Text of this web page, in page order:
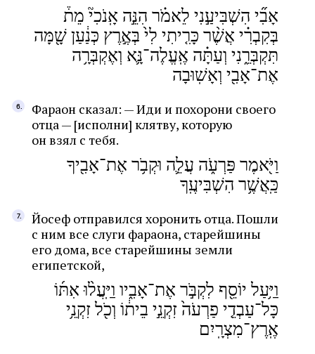
אָבִ֞י הִשְׁבִּיעַ֣נִי לֵאמֹ֗ר הִנֵּ֣ה אָֽנֹכִי֘ מֵת֒
בְּקִבְרִ֗י אֲשֶׁ֨ר כָּרִ֤יתִי לִי֙ בְּאֶ֣רֶץ כְּנַ֔עַן שָׁ֖מָּה
תִּקְבְּרֵ֑נִי וְעַתָּ֗ה אֶֽעֱלֶה־נָּ֛א וְאֶקְבְּרָ֥ה
אֶת־אָבִ֖י וְאָשֽׁוּבָה
Фараон сказал: — Иди и похорони своего
отца — [исполни] клятву, которую
он взял с тебя.
וַיֹּ֖אמֶר פַּרְעֹ֑ה עֲלֵ֛ה וּקְבֹ֥ר אֶת־אָבִ֖יךָ
כַּֽאֲשֶׁ֥ר הִשְׁבִּיעֶֽךָ
Йосеф отправился хоронить отца. Пошли
с ним все слуги фараона, старейшины
его дома, все старейшины земли
египетской,
וַיַּ֥עַל יוֹסֵ֖ף לִקְבֹּ֣ר אֶת־אָבִ֑יו וַיַּֽעֲל֨וּ אִתּ֜וֹ
כָּל־עַבְדֵ֤י פַרְעֹה֙ זִקְנֵ֣י בֵית֔וֹ וְכֹ֖ל זִקְנֵ֥י
אֶֽרֶץ־מִצְרָֽיִם